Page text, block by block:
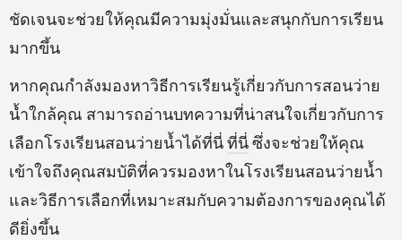
ชัดเจนจะช่วยให้คุณมีความมุ่งมั่นและสนุกกับการเรียน
มากขึ้น
หากคุณกำลังมองหาวิธีการเรียนรู้เกี่ยวกับการสอนว่าย
น้ำใกล้คุณ สามารถอ่านบทความที่น่าสนใจเกี่ยวกับการ
เลือกโรงเรียนสอนว่ายน้ำได้ที่นี่ที่นี่ซึ่งจะช่วยให้คุณ
เข้าใจถึงคุณสมบัติที่ควรมองหาในโรงเรียนสอนว่ายน้ำ
และวิธีการเลือกที่เหมาะสมกับความต้องการของคุณได้
ดียิ่งขึ้น